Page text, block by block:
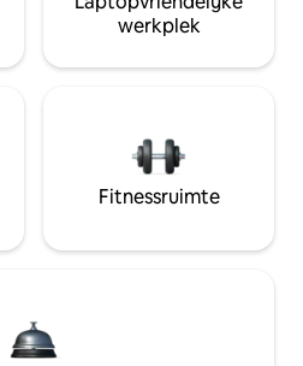
werkplek
Fitnessruimte